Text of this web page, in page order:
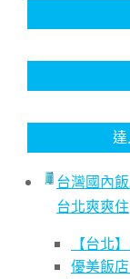
台灣國內
台北爽爽住
【台北
優美飯